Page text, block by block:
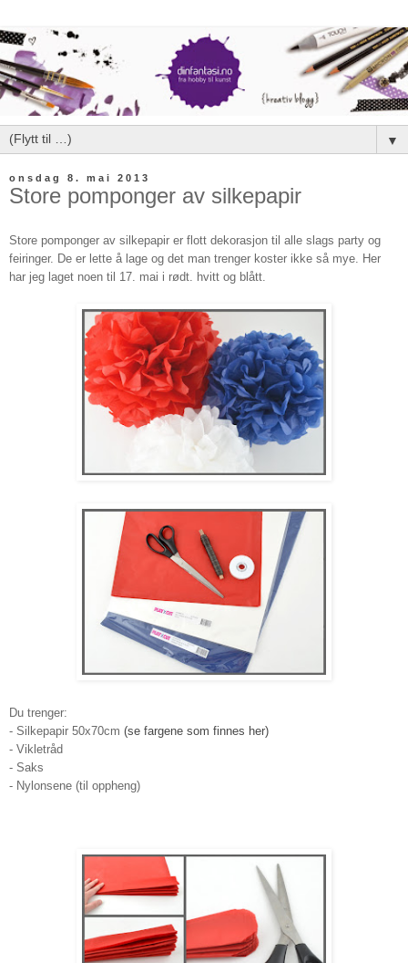
▼
onsdag 8. mai 2013
Store pomponger av silkepapir
Store pomponger av silkepapir er flott dekorasjon til alle slags party og
feiringer. De er lette ålage og det man trenger koster ikke så mye. Her
har jeg laget noen til 17. mai i rødt. hvitt og blått.
Du trenger:
- Silkepapir 50x70cm (se fargene som finnes her)
- Vikletråd
- Saks
- Nylonsene (til oppheng)